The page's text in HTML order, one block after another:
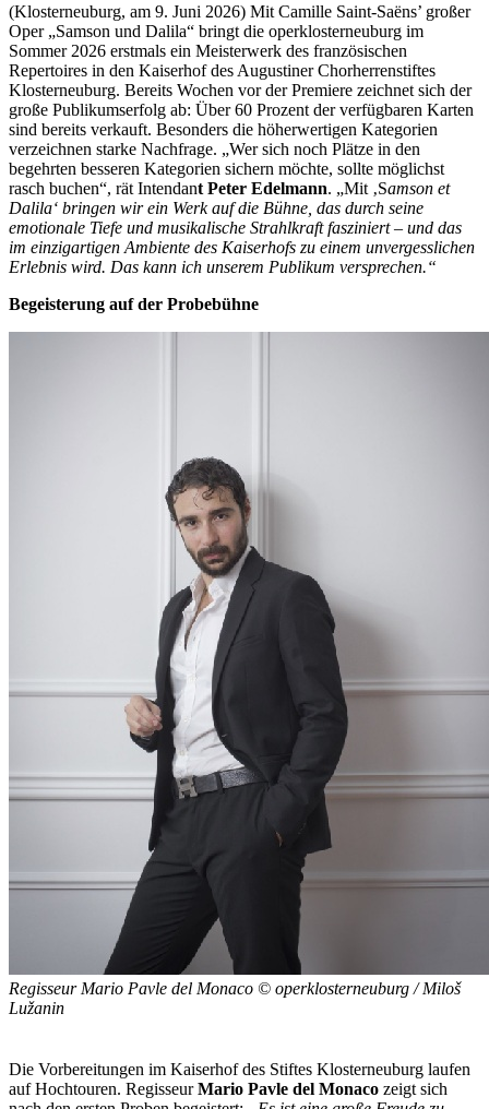
(Klosterneuburg, am 9. Juni 2026) Mit Camille Saint-Saëns’ großer
Oper „Samson und Dalila“ bringt die operklosterneuburg im
Sommer 2026 erstmals ein Meisterwerk des französischen
Repertoires in den Kaiserhof des Augustiner Chorherrenstiftes
Klosterneuburg. Bereits Wochen vor der Premiere zeichnet sich der
große Publikumserfolg ab: Über 60 Prozent der verfügbaren Karten
sind bereits verkauft. Besonders die höherwertigen Kategorien
verzeichnen starke Nachfrage. „Wer sich noch Plätze in den
begehrten besseren Kategorien sichern möchte, sollte möglichst
rasch buchen“, rät Intendant Peter Edelmann. „Mit ‚Samson et
Dalila‘ bringen wir ein Werk auf die Bühne, das durch seine
emotionale Tiefe und musikalische Strahlkraft fasziniert – und das
im einzigartigen Ambiente des Kaiserhofs zu einem unvergesslichen
Erlebnis wird. Das kann ich unserem Publikum versprechen.“
Begeisterung auf der Probebühne
Regisseur Mario Pavle del Monaco © operklosterneuburg / Miloš
Lužanin
Die Vorbereitungen im Kaiserhof des Stiftes Klosterneuburg laufen
auf Hochtouren. RegisseurMario Pavle del Monaco zeigt sich